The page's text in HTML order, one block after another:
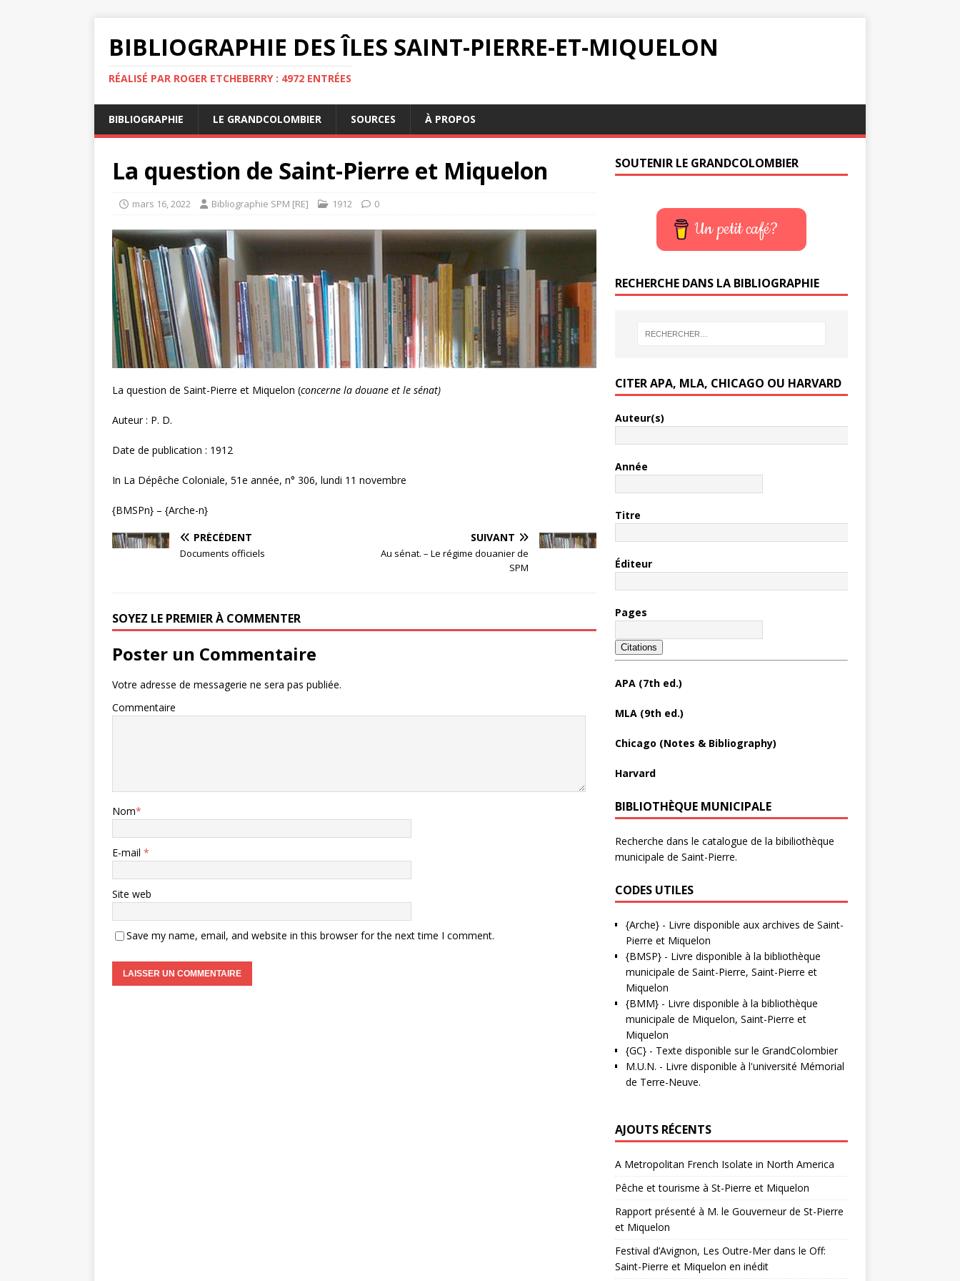
BIBLIOGRAPHIE DES ÎLES SAINT-PIERRE-ET-MIQUELON
RÉALISÉ PAR ROGER ETCHEBERRY : 4972 ENTRÉES
BIBLIOGRAPHIE LE GRANDCOLOMBIER SOURCES À PROPOS
La question de Saint-Pierre et Miquelon
mars 16, 2022 Bibliographie SPM [RE] 1912 0
La question de Saint-Pierre et Miquelon (concerne la douane et le sénat)
Auteur : P. D.
Date de publication : 1912
In La Dépêche Coloniale, 51e année, n° 306, lundi 11 novembre
{BMSPn} – {Arche-n}
PRÉCÉDENT
Documents officiels
SUIVANT
Au sénat. – Le régime douanier de
SPM
SOYEZ LE PREMIER À COMMENTER
Poster un Commentaire
Votre adresse de messagerie ne sera pas publiée.
Commentaire
Nom*
E-mail *
Site web
Save my name, email, and website in this browser for the next time I comment.
SOUTENIR LE GRANDCOLOMBIER
Un petit café?
RECHERCHE DANS LA BIBLIOGRAPHIE
CITER APA, MLA, CHICAGO OU HARVARD
Auteur(s)
Année
Titre
Éditeur
Pages
Citations
APA (7th ed.)
MLA (9th ed.)
Chicago (Notes & Bibliography)
Harvard
BIBLIOTHÈQUE MUNICIPALE
Recherche dans le catalogue de la bibiliothèque
municipale de Saint-Pierre.
CODES UTILES
{Arche}- Livre disponible aux archives de Saint-
Pierre et Miquelon
{BMSP}- Livre disponible à la bibliothèque
municipale de Saint-Pierre, Saint-Pierre et
Miquelon
{BMM}- Livre disponible à la bibliothèque
municipale de Miquelon, Saint-Pierre et
Miquelon
{GC}- Texte disponible sur le GrandColombier
M.U.N. - Livre disponible à l'université Mémorial
de Terre-Neuve.
AJOUTS RÉCENTS
A Metropolitan French Isolate in North America
Pêche et tourisme à St-Pierre et Miquelon
Rapport présenté à M. le Gouverneur de St-Pierre
et Miquelon
Festival d’Avignon, Les Outre-Mer dans le Off:
Saint-Pierre et Miquelon en inédit